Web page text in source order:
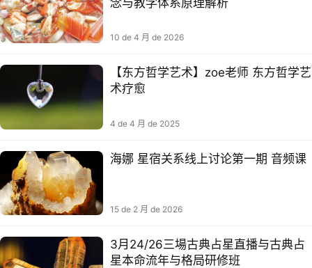
10 de 4 月 de 2026
【东方哲学艺术】zoe老师 东方哲学艺
术疗愈
4 de 4 月 de 2025
海娜 星宿关系线上讨论第一期 音频课
15 de 2 月 de 2026
3月24/26三場古典占星直播与古典占
星本命流年与格局研修班